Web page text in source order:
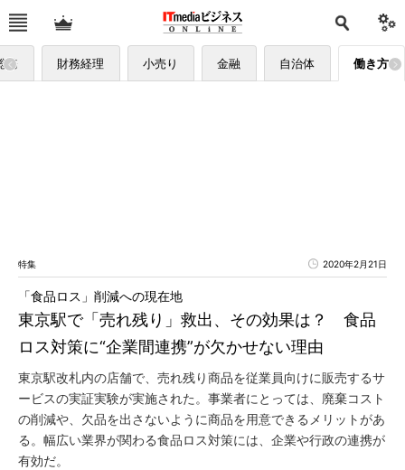
務 財務経理 小売り 金融 自治体 働き方
特集 2020年2月21日
東京駅で「売れ残り」救出、その効果は？ 食品
ロス対策に“企業間連携”が欠かせない理由
「食品ロス」削減への現在地
東京駅改札内の店舗で、売れ残り商品を従業員向けに販売するサ
ービスの実証実験が実施された。事業者にとっては、廃棄コスト
の削減や、欠品を出さないように商品を用意できるメリットがあ
る。幅広い業界が関わる食品ロス対策には、企業や行政の連携が
有効だ。